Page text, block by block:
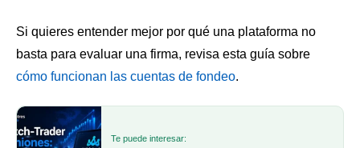
Si quieres entender mejor por qué una plataforma no
basta para evaluar una firma, revisa esta guía sobre
cómo funcionan las cuentas de fondeo.
Te puede interesar: